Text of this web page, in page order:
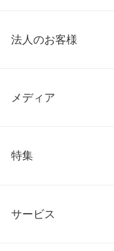
法人のお客様
メディア
特集
サービス